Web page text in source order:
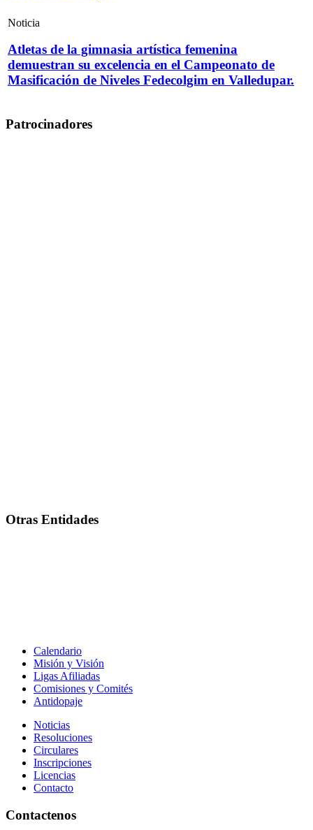
Noticia
Atletas de la gimnasia artística femenina
demuestran su excelencia en el Campeonato de
Masificación de Niveles Fedecolgim en Valledupar.
Patrocinadores
Otras Entidades
Calendario
Misión y Visión
Ligas Afiliadas
Comisiones y Comités
Antidopaje
Noticias
Resoluciones
Circulares
Inscripciones
Licencias
Contacto
Contactenos